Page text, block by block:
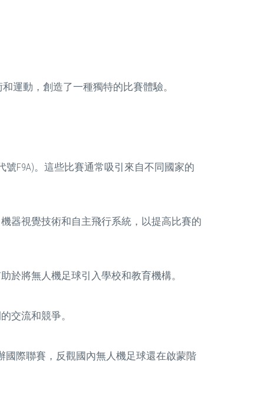
運動，創造了一種獨特的比賽體驗。
F9A)。這些比賽通常吸引來自不同國家的
器視覺技術和自主飛行系統，以提高比賽的
於將無人機足球引入學校和教育機構。
交流和競爭。
國際聯賽，反觀國內無人機足球還在啟蒙階